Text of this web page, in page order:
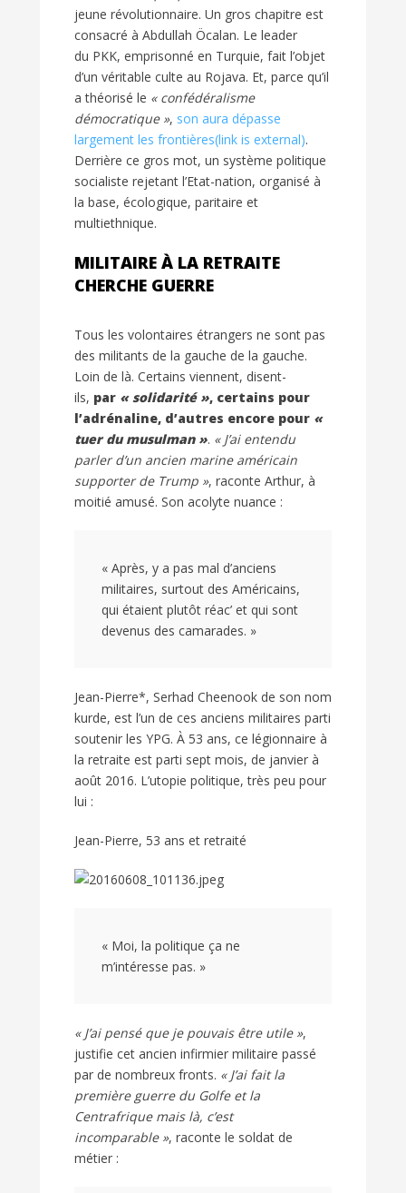
jeune révolutionnaire. Un gros chapitre est
consacré à Abdullah Öcalan. Le leader
du PKK, emprisonné en Turquie, fait l’objet
d’un véritable culte au Rojava. Et, parce qu’il
a théorisé le « confédéralisme
démocratique », son aura dépasse
largement les frontières(link is external).
Derrière ce gros mot, un système politique
socialiste rejetant l’Etat-nation, organisé à
la base, écologique, paritaire et
multiethnique.
MILITAIRE À LA RETRAITE
CHERCHE GUERRE
Tous les volontaires étrangers ne sont pas
des militants de la gauche de la gauche.
Loin de là. Certains viennent, disent-
ils, par « solidarité », certains pour
l’adrénaline, d’autres encore pour «
tuer du musulman ». « J’ai entendu
parler d’un ancien marine américain
supporter de Trump », raconte Arthur, à
moitié amusé. Son acolyte nuance :
« Après, y a pas mal d’anciens
militaires, surtout des Américains,
qui étaient plutôt réac’ et qui sont
devenus des camarades. »
Jean-Pierre*, Serhad Cheenook de son nom
kurde, est l’un de ces anciens militaires parti
soutenir les YPG. À 53 ans, ce légionnaire à
la retraite est parti sept mois, de janvier à
août 2016. L’utopie politique, très peu pour
lui :
Jean-Pierre, 53 ans et retraité
« Moi, la politique ça ne
m’intéresse pas. »
« J’ai pensé que je pouvais être utile »,
justifie cet ancien infirmier militaire passé
par de nombreux fronts. « J’ai fait la
première guerre du Golfe et la
Centrafrique mais là, c’est
incomparable », raconte le soldat de
métier :